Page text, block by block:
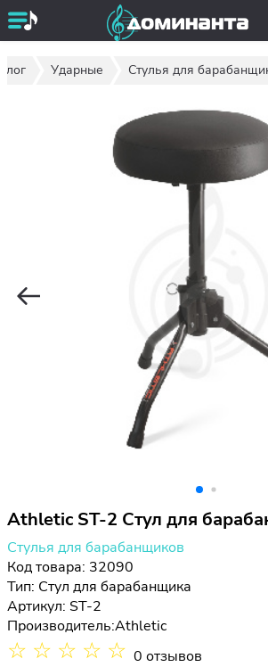
Ударные Стулья для
Athletic ST-2 Стул для
Стулья для барабанщиков
Код товара: 32090
Тип: Стул для барабанщика
Артикул: ST-2
Производитель:Athletic
☆ ☆ ☆ ☆ ☆ 0 отзывов